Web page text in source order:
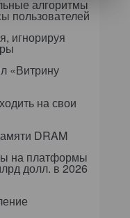
алгоритмы
пользователей
игнорируя
«Витрину
на свои
DRAM
на платформы
долл. в 2026